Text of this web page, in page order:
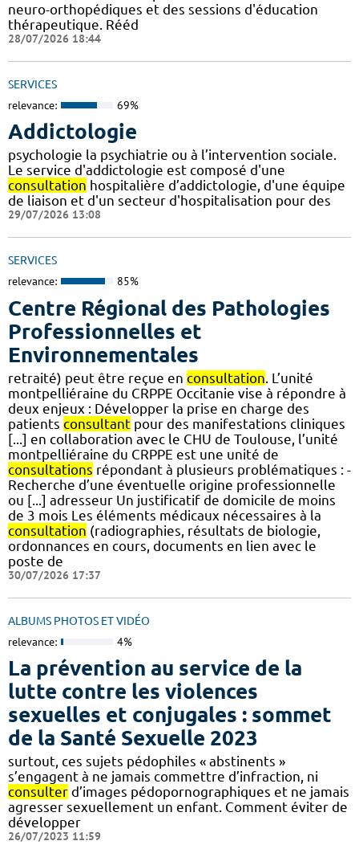
neuro-orthopédiques et des sessions d'éducation
thérapeutique. Rééd
28/07/2026 18:44
SERVICES
relevance: 69%
Addictologie
psychologie la psychiatrie ou à l’intervention sociale.
Le service d'addictologie est composé d'une
consultation hospitalière d’addictologie, d'une équipe
de liaison et d'un secteur d'hospitalisation pour des
29/07/2026 13:08
SERVICES
relevance: 85%
Centre Régional des Pathologies
Professionnelles et
Environnementales
retraité) peut être reçue en consultation. L’unité
montpelliéraine du CRPPE Occitanie vise à répondre à
deux enjeux : Développer la prise en charge des
patients consultant pour des manifestations cliniques
[...] en collaboration avec le CHU de Toulouse, l’unité
montpelliéraine du CRPPE est une unité de
consultations répondant à plusieurs problématiques : -
Recherche d’une éventuelle origine professionnelle
ou [...] adresseur Un justificatif de domicile de moins
de 3 mois Les éléments médicaux nécessaires à la
consultation (radiographies, résultats de biologie,
ordonnances en cours, documents en lien avec le
poste de
30/07/2026 17:37
ALBUMS PHOTOS ET VIDÉO
relevance: 4%
La prévention au service de la
lutte contre les violences
sexuelles et conjugales : sommet
de la Santé Sexuelle 2023
surtout, ces sujets pédophiles « abstinents »
s’engagent à ne jamais commettre d’infraction, ni
consulter d’images pédopornographiques et ne jamais
agresser sexuellement un enfant. Comment éviter de
développer
26/07/2023 11:59